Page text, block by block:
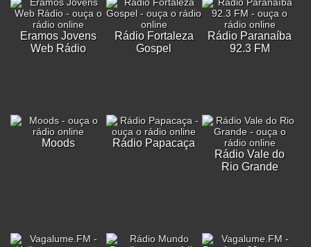
Eramos Jovens
Web Rádio
Rádio Fortaleza
Gospel
Rádio Paranaíba
92.3 FM
Moods
Rádio Papacaça
Rádio Vale do
Rio Grande